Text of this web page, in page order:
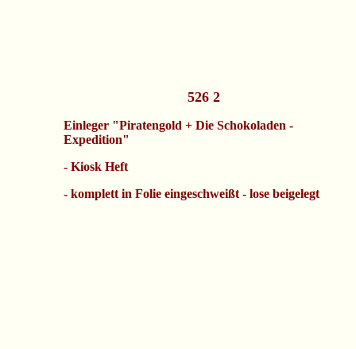
526 2
Einleger "Piratengold + Die Schokoladen -
Expedition"
- Kiosk Heft
- komplett in Folie eingeschweißt - lose beigelegt